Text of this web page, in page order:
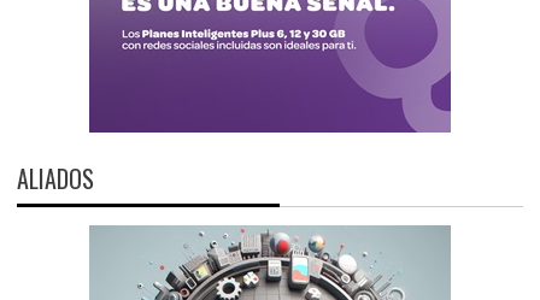
ALIADOS